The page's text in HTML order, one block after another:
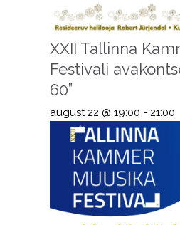
XXII Tallinna
Festivali
60”
august 22 @ 19:00 - 21:00